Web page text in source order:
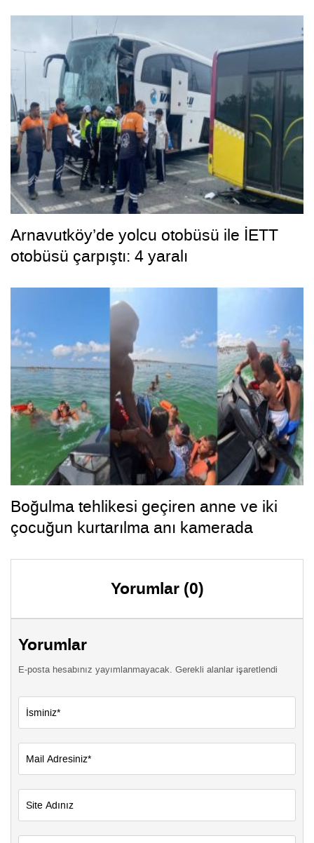
Arnavutköy’de yolcu otobüsü ile İETT
otobüsü çarpıştı: 4 yaralı
Boğulma tehlikesi geçiren anne ve iki
çocuğun kurtarılma anı kamerada
Yorumlar (0)
Yorumlar
E-posta hesabınız yayımlanmayacak. Gerekli alanlar işaretlendi